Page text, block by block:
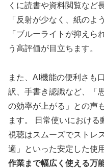
くに読書や資料閲覧など
「反射が少なく、紙のよ
「ブルーライトが抑えら
う高評価が目立ちます。
また、AI機能の便利さも
訳、手書き認識など、「
の効率が上がる」との声
ます。 日常使いにおけ
視聴はスムーズでストレ
適」といった安定した使
作業まで幅広く使える万